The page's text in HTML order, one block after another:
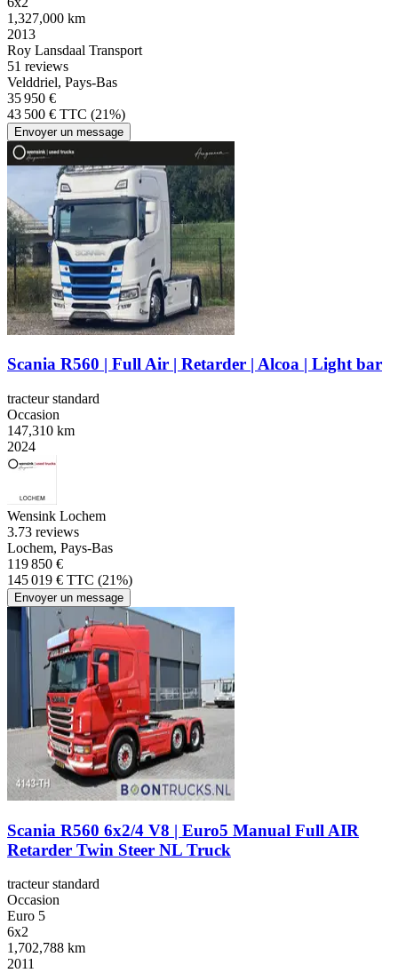
1,327,000 km
2013
Roy Lansdaal Transport
51 reviews
Velddriel, Pays-Bas
35 950 €
43 500 € TTC (21%)
Envoyer un message
Scania R560 | Full Air | Retarder | Alcoa | Light bar
tracteur standard
Occasion
147,310 km
2024
Wensink Lochem
3.73 reviews
Lochem, Pays-Bas
119 850 €
145 019 € TTC (21%)
Envoyer un message
Scania R560 6x2/4 V8 | Euro5 Manual Full AIR
Retarder Twin Steer NL Truck
tracteur standard
Occasion
Euro 5
6x2
1,702,788 km
2011